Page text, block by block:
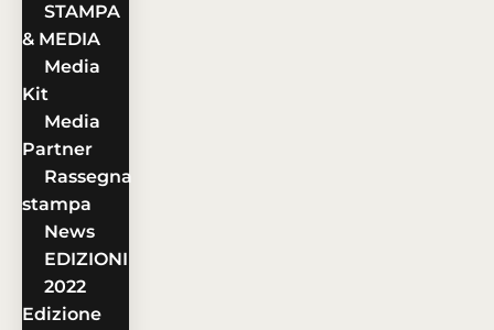
STAMPA
& MEDIA
Media
Kit
Media
Partner
Rassegna
stampa
News
EDIZIONI
2022
Edizione